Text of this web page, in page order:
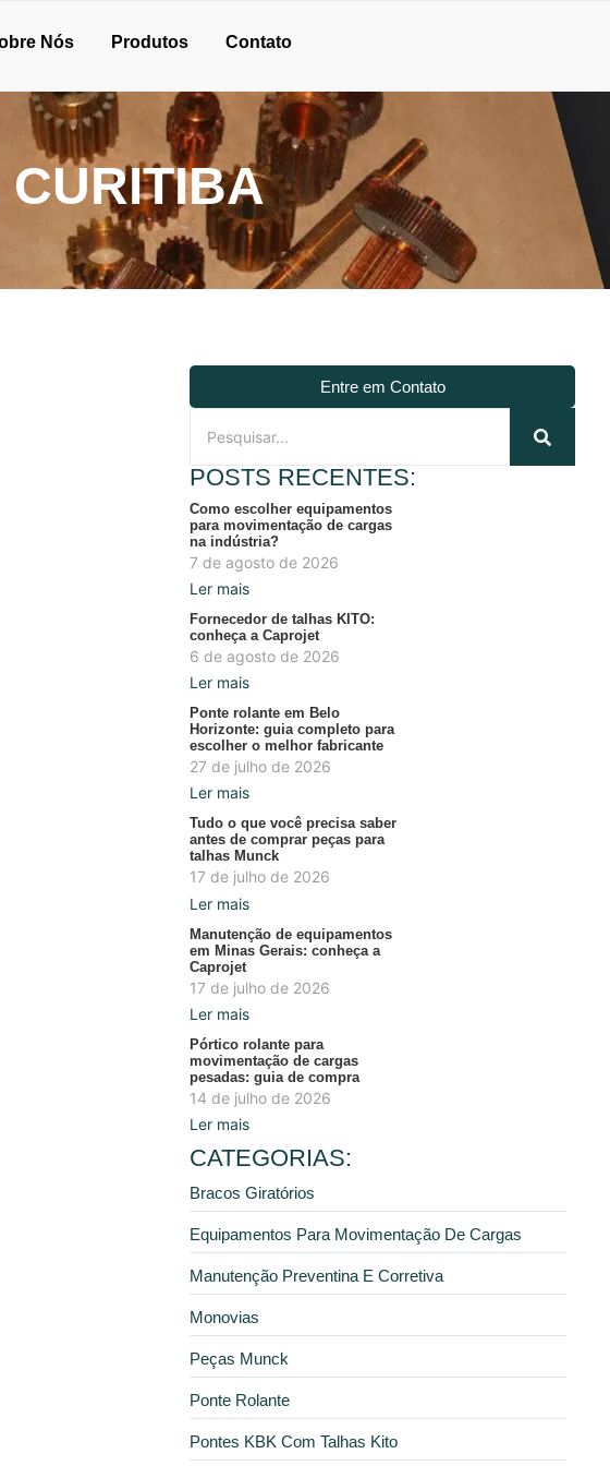
Nós Produtos Contato
CURITIBA
Entre em Contato
POSTS RECENTES:
Como escolher equipamentos
para movimentação de cargas
na indústria?
7 de agosto de 2026
Ler mais
Fornecedor de talhas KITO:
conheça a Caprojet
6 de agosto de 2026
Ler mais
Ponte rolante em Belo
Horizonte: guia completo para
escolher o melhor fabricante
27 de julho de 2026
Ler mais
Tudo o que você precisa saber
antes de comprar peças para
talhas Munck
17 de julho de 2026
Ler mais
Manutenção de equipamentos
em Minas Gerais: conheça a
Caprojet
17 de julho de 2026
Ler mais
Pórtico rolante para
movimentação de cargas
pesadas: guia de compra
14 de julho de 2026
Ler mais
CATEGORIAS:
Bracos Giratórios
Equipamentos Para Movimentação De Cargas
Manutenção Preventina E Corretiva
Monovias
Peças Munck
Ponte Rolante
Pontes KBK Com Talhas Kito